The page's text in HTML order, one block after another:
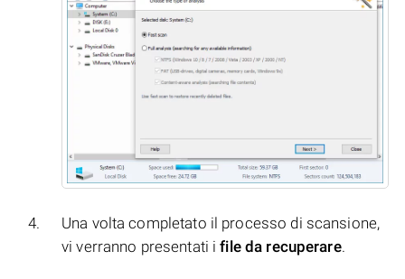
Una volta completato il processo di scansione,
vi verranno presentati ifile da recuperare.